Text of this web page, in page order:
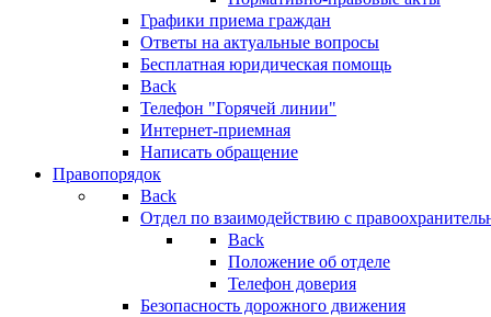
Графики приема граждан
Ответы на актуальные вопросы
Бесплатная юридическая помощь
Back
Телефон "Горячей линии"
Интернет-приемная
Написать обращение
Правопорядок
Back
Отдел по взаимодействию с
Back
Положение об отделе
Телефон доверия
Безопасность дорожного движения